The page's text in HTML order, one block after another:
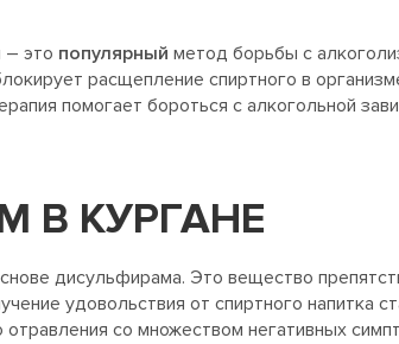
– это популярный метод борьбы с
расщепление спиртного в
помогает бороться с алкогольной
В КУРГАНЕ
дисульфирама. Это вещество
удовольствия от спиртного напитка
со множеством негативных